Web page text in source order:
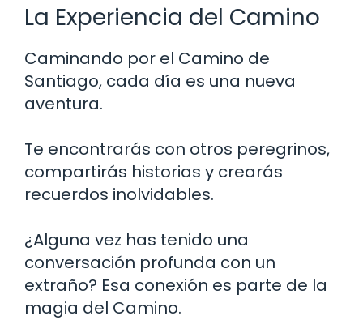
La Experiencia del Camino
Caminando por el Camino de
Santiago, cada día es una nueva
aventura.
Te encontrarás con otros peregrinos,
compartirás historias y crearás
recuerdos inolvidables.
¿Alguna vez has tenido una
conversación profunda con un
extraño? Esa conexión es parte de la
magia del Camino.